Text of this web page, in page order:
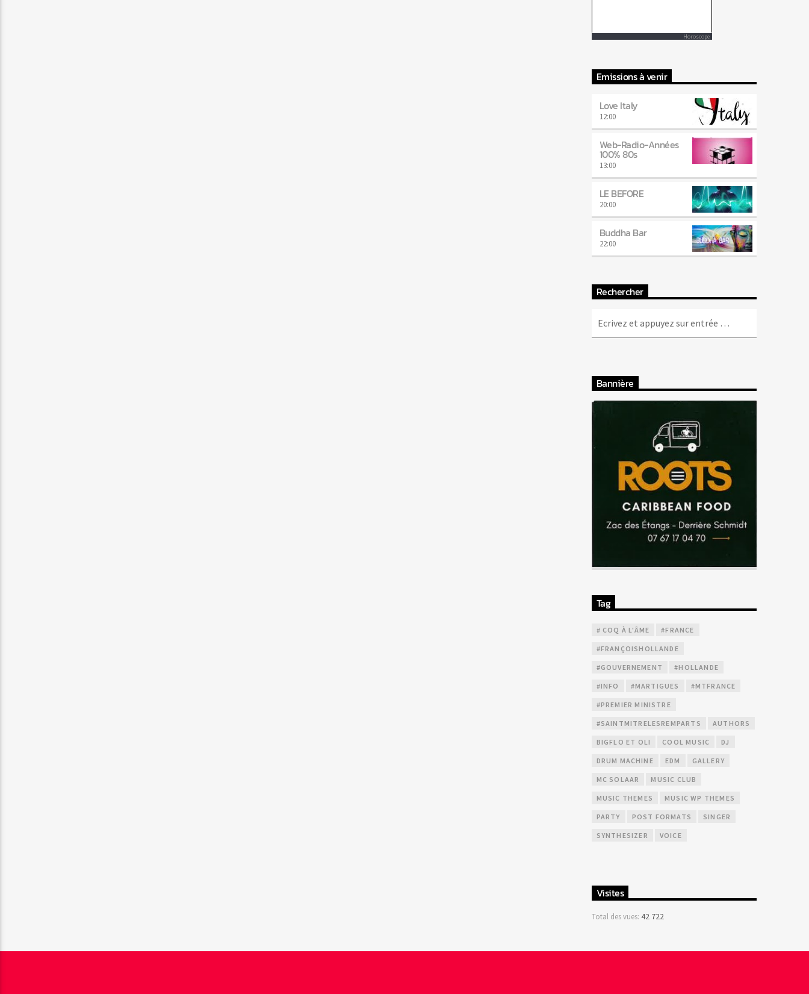
Horoscope
Emissions à venir
Love Italy
12:00
Web-Radio-Années
100% 80s
13:00
LE BEFORE
20:00
Buddha Bar
22:00
Rechercher
Bannière
Tag
# COQ À L'ÂME #FRANCE
#FRANÇOISHOLLANDE
#GOUVERNEMENT #HOLLANDE
#INFO #MARTIGUES #MTFRANCE
#PREMIER MINISTRE
#SAINTMITRELESREMPARTS AUTHORS
BIGFLO ET OLI COOL MUSIC DJ
DRUM MACHINE EDM GALLERY
MC SOLAAR MUSIC CLUB
MUSIC THEMES MUSIC WP THEMES
PARTY POST FORMATS SINGER
SYNTHESIZER VOICE
Visites
Total des vues: 42 722